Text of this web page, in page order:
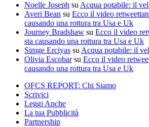
Noelle Joseph su Acqua potabile: il
Averi Bean su Ecco il video
causando una rottura tra Usa e Uk
Journey Bradshaw su Ecco il video
sta causando una rottura tra Usa e Uk
Simge Erciyas su Acqua potabile: il
Olivia Escobarsu Ecco il video
causando una rottura tra Usa e Uk
OFCS REPORT: Chi Siamo
Scrivici
Leggi Anche
La tua Pubblicità
Partnership